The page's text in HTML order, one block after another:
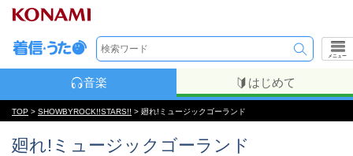
メニュー
音楽 はじめて
TOP > SHOWBYROCK!!STARS!! > 廻れ!ミュージックゴーランド
廻れ!ミュージックゴーランド